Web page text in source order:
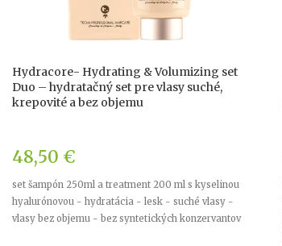
Hydracore- Hydrating & Volumizing set
Duo – hydratačný set pre vlasy suché,
krepovité a bez objemu
48,50 €
set šampón 250ml a treatment 200 ml s kyselinou
hyalurónovou - hydratácia - lesk - suché vlasy -
vlasy bez objemu - bez syntetických konzervantov